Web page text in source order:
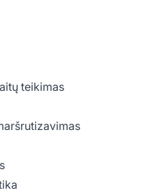
teikimas